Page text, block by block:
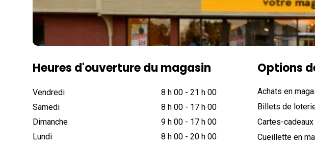
Heures d'ouverture du magasin
Vendredi 8 h 00 -21 h 00
Samedi
8 h 00 - 17 h 00
Dimanche
9 h 00 - 17 h 00
Lundi
8 h 00 -20 h 00
Options
Achats en
Billets de
Cartes-
Cueillette en